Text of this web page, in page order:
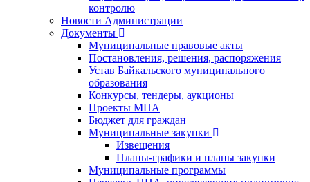
контролю
Новости Администрации
Документы
Муниципальные правовые акты
Постановления, решения, распоряжения
Устав Байкальского муниципального
образования
Конкурсы, тендеры, аукционы
Проекты МПА
Бюджет для граждан
Муниципальные закупки
Извещения
Планы-графики и планы закупки
Муниципальные программы